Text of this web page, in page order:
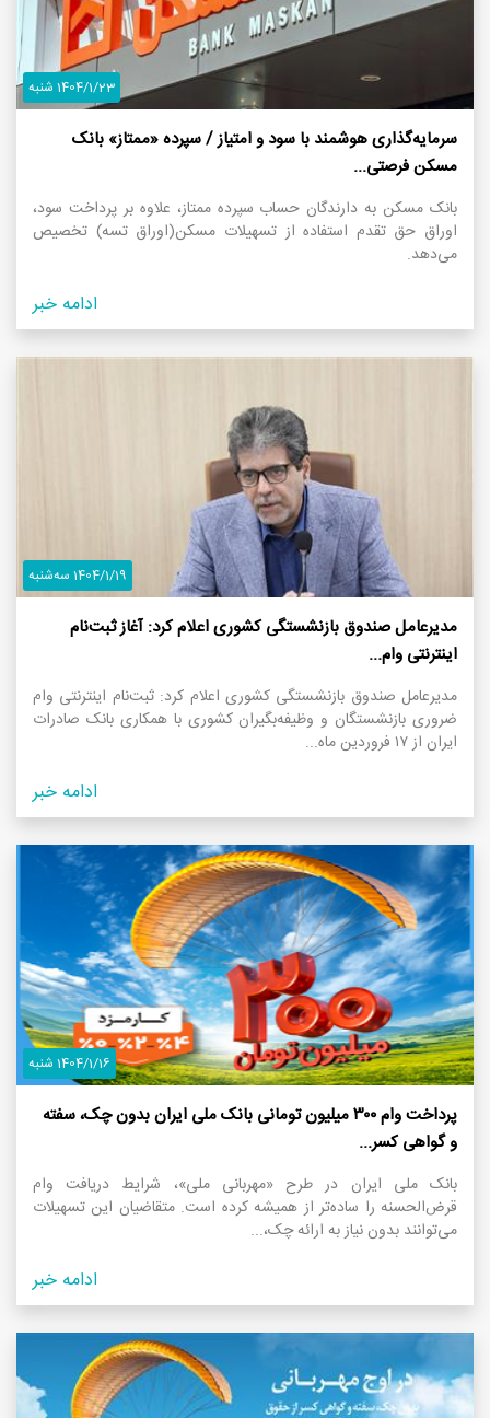
1404/1/23 شنبه
سرمایه‌گذاری هوشمند با سود و امتیاز / سپرده «ممتاز» بانک
مسکن فرصتی...
بانک مسکن به دارندگان حساب سپرده ممتاز، علاوه بر پرداخت سود،
اوراق حق تقدم استفاده از تسهیلات مسکن(اوراق تسه) تخصیص
می‌دهد.
ادامه خبر
1404/1/19 سه‌شنبه
مدیرعامل صندوق بازنشستگی کشوری اعلام کرد: آغاز ثبت‌نام
اینترنتی وام...
مدیرعامل صندوق بازنشستگی کشوری اعلام کرد: ثبت‌نام اینترنتی وام
ضروری بازنشستگان و وظیفه‌بگیران کشوری با همکاری بانک صادرات
ایران از ۱۷ فروردین ماه...
ادامه خبر
1404/1/16 شنبه
پرداخت وام ۳۰۰ میلیون تومانی بانک ملی ایران بدون چک، سفته
و گواهی کسر...
بانک ملی ایران در طرح «مهربانی ملی»، شرایط دریافت وام
قرض‌الحسنه را ساده‌تر از همیشه کرده است. متقاضیان این تسهیلات
می‌توانند بدون نیاز به ارائه چک،...
ادامه خبر